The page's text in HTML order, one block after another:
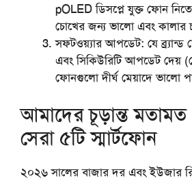
pOLED ডিসপ্লে যুক্ত ফোন
চোখের জন্য ভালো এবং কালার
সফটওয়্যার আপডেট: যে
এবং সিকিউরিটি আপডেট দেয়
ফোনগুলো দীর্ঘ মেয়াদে ভালো
আমাদের চূড়ান্ত মতামত
সেরা ৫টি স্মার্টফোন
২০২৬ সালের বাজার দর এবং ইউজার